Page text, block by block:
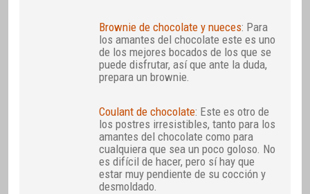
Brownie de chocolate y nueces: Para
los amantes del chocolate este es uno
de los mejores bocados de los que se
puede disfrutar, así que ante la duda,
prepara un brownie.
Coulant de chocolate: Este es otro de
los postres irresistibles, tanto para los
amantes del chocolate como para
cualquiera que sea un poco goloso. No
es difícil de hacer, pero sí hay que
estar muy pendiente de su cocción y
desmoldado.